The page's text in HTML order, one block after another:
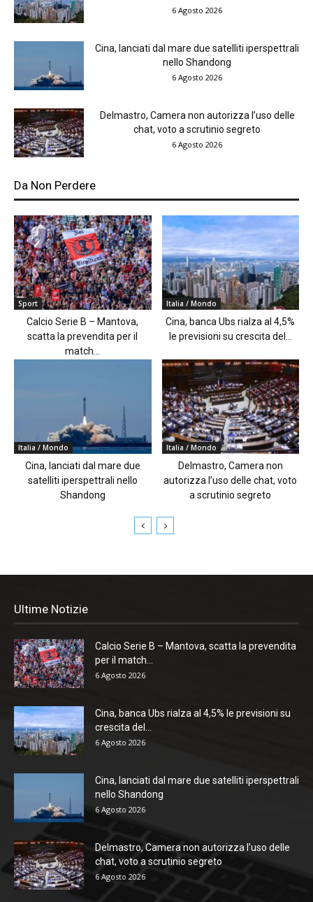
6 Agosto 2026
Cina, lanciati dal mare due satelliti iperspettrali
nello Shandong
6 Agosto 2026
Delmastro, Camera non autorizza l’uso delle
chat, voto a scrutinio segreto
6 Agosto 2026
Da Non Perdere
Sport
Calcio Serie B – Mantova,
scatta la prevendita per il
match...
Italia / Mondo
Cina, banca Ubs rialza al 4,5%
le previsioni su crescita del...
Italia / Mondo
Cina, lanciati dal mare due
satelliti iperspettrali nello
Shandong
Italia / Mondo
Delmastro, Camera non
autorizza l’uso delle chat, voto
a scrutinio segreto
Ultime Notizie
Calcio Serie B – Mantova, scatta la prevendita
per il match...
6 Agosto 2026
Cina, banca Ubs rialza al 4,5% le previsioni su
crescita del...
6 Agosto 2026
Cina, lanciati dal mare due satelliti iperspettrali
nello Shandong
6 Agosto 2026
Delmastro, Camera non autorizza l’uso delle
chat, voto a scrutinio segreto
6 Agosto 2026